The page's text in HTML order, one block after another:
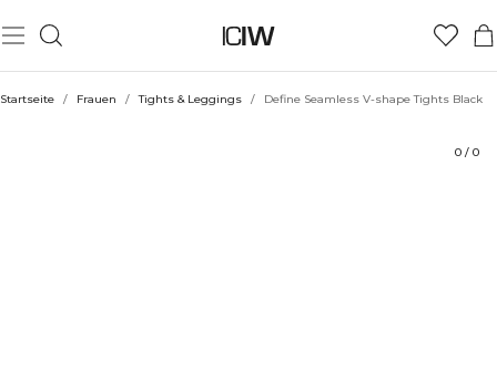
Startseite / Frauen / Tights & Leggings / Define Seamless V-shape Tights Black
0 / 0